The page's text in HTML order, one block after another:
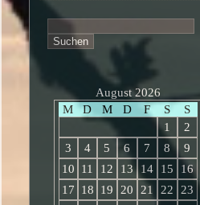
Suchen
nach:
August 2026
M
D M D F S
S
1
2
3
4 5 6 7 8
9
10
11 12 13 14 15
16
17
18 19 20 21 22
23